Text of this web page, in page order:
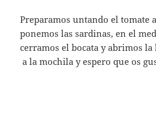
Preparamos untando el tomate
ponemos las sardinas, en el
cerramos el bocata y abrimos
a la mochila y espero que os